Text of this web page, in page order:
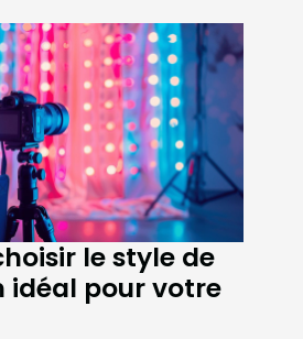
le style de
idéal pour votre